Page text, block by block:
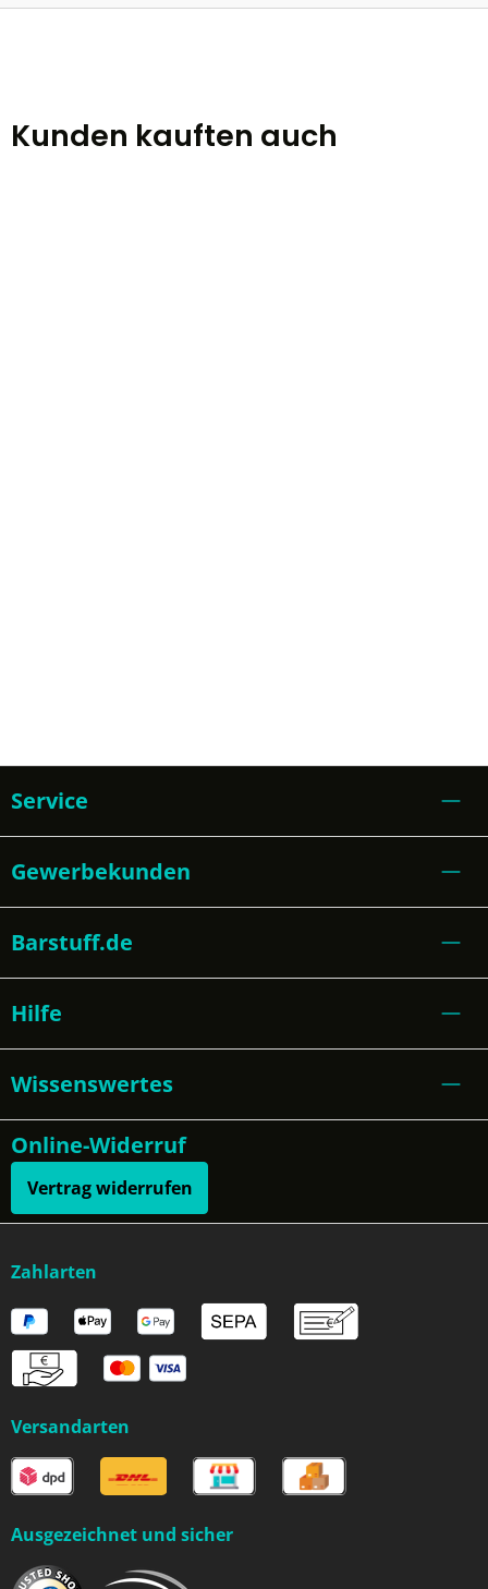
Kunden kauften auch
Service
Gewerbekunden
Barstuff.de
Hilfe
Wissenswertes
Online-Widerruf
Vertrag widerrufen
Zahlarten
Versandarten
Ausgezeichnet und sicher